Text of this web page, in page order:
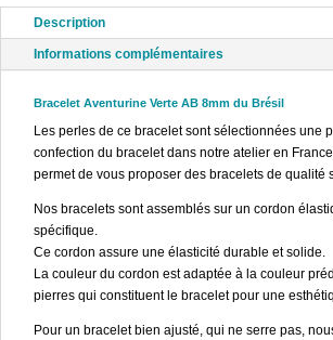
Description
Informations complémentaires
Bracelet Aventurine Verte AB 8mm du Brésil
Les perles de ce bracelet sont sélectionnées une
confection du bracelet dans notre atelier en
permet de vous proposer des bracelets de qualité
Nos bracelets sont assemblés sur un cordon
spécifique.
Ce cordon assure une élasticité durable et solide.
La couleur du cordon est adaptée à la couleur
pierres qui constituent le bracelet pour une
Pour un bracelet bien ajusté, qui ne serre pas,